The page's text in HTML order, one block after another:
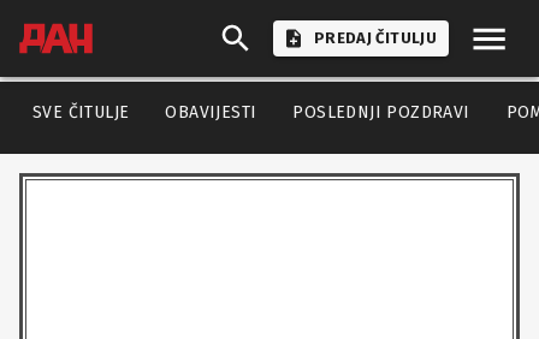
PREDAJ ČITULJU
SVE ČITULJE OBAVIJESTI POSLEDNJI POZDRAVI